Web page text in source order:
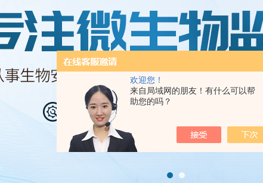
欢迎您！
来自局域网的朋友！有什么可以帮
助您的吗？